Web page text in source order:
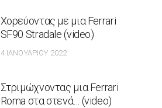
Χορεύοντας με μια Ferrari
SF90 Stradale (video)
4 ΙΑΝΟΥΑΡΊΟΥ 2022
Στριμώχνοντας μια Ferrari
Roma στα στενά… (video)